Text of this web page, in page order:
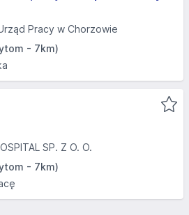
Pracy w Chorzowie
- 7km)
SP. Z O. O.
- 7km)